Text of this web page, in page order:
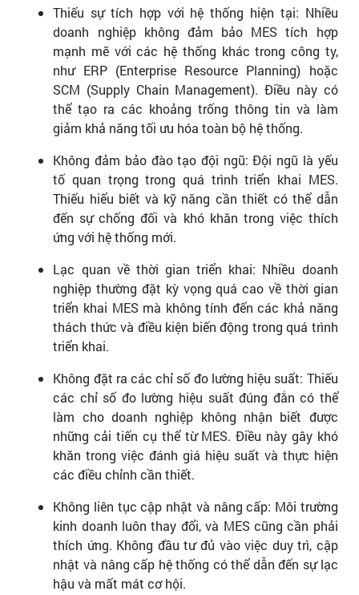
Thiếu sự tích hợp với hệ thống hiện tại: Nhiều
doanh nghiệp không đảm bảo MES tích hợp
mạnh mẽ với các hệ thống khác trong công ty,
như ERP (Enterprise Resource Planning) hoặc
SCM (Supply Chain Management). Điều này có
thể tạo ra các khoảng trống thông tin và làm
giảm khả năng tối ưu hóa toàn bộ hệ thống.
Không đảm bảo đào tạo đội ngũ: Đội ngũ là yếu
tố quan trọng trong quá trình triển khai MES.
Thiếu hiểu biết và kỹ năng cần thiết có thể dẫn
đến sự chống đối và khó khăn trong việc thích
ứng với hệ thống mới.
Lạc quan về thời gian triển khai: Nhiều doanh
nghiệp thường đặt kỳ vọng quá cao về thời gian
triển khai MES mà không tính đến các khả năng
thách thức và điều kiện biến động trong quá trình
triển khai.
Không đặt ra các chỉ số đo lường hiệu suất: Thiếu
các chỉ số đo lường hiệu suất đúng đắn có thể
làm cho doanh nghiệp không nhận biết được
những cải tiến cụ thể từ MES. Điều này gây khó
khăn trong việc đánh giá hiệu suất và thực hiện
các điều chỉnh cần thiết.
Không liên tục cập nhật và nâng cấp: Môi trường
kinh doanh luôn thay đổi, và MES cũng cần phải
thích ứng. Không đầu tư đủ vào việc duy trì, cập
nhật và nâng cấp hệ thống có thể dẫn đến sự lạc
hậu và mất mát cơ hội.